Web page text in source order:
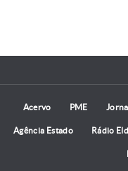
Acervo PME
Agência Estado Rádio